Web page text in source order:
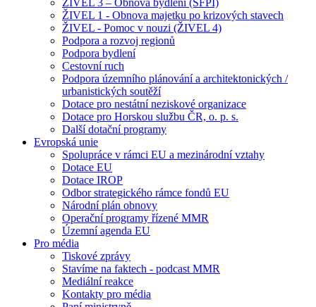
ŽIVEL 1 - Obnova majetku po krizových stavech
ŽIVEL - Pomoc v nouzi (ŽIVEL 4)
Podpora a rozvoj regionů
Podpora bydlení
Cestovní ruch
Podpora územního plánování a architektonických /
urbanistických soutěží
Dotace pro nestátní neziskové organizace
Dotace pro Horskou službu ČR, o. p. s.
Další dotační programy
Evropská unie
Spolupráce v rámci EU a mezinárodní vztahy
Dotace EU
Dotace IROP
Odbor strategického rámce fondů EU
Národní plán obnovy
Operační programy řízené MMR
Územní agenda EU
Pro média
Tiskové zprávy
Stavíme na faktech - podcast MMR
Mediální reakce
Kontakty pro média